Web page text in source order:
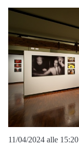
11/04/2024 alle 15:20